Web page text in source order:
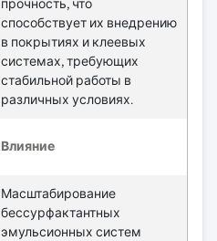
способствует их внедрению
в покрытиях и клеевых
системах, требующих
стабильной работы в
различных условиях.
Влияние
Масштабирование
бессурфактантных
эмульсионных систем